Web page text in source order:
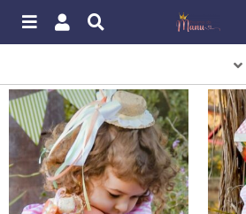
Padrão
Mais vendidos
Mais amados
Novidades
LIMPAR FILTROS